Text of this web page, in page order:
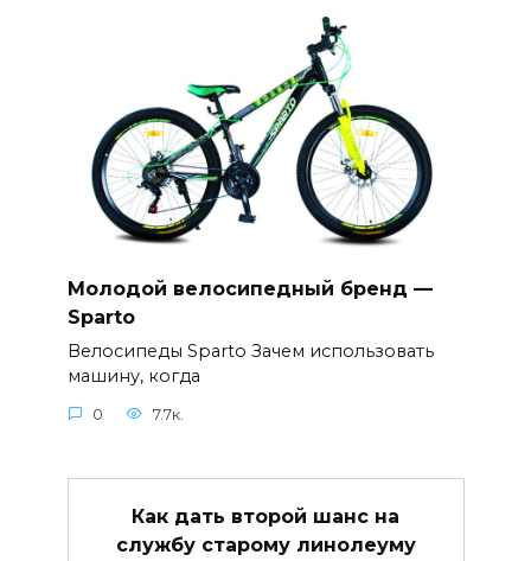
Молодой велосипедный бренд —
Sparto
Велосипеды Sparto Зачем использовать
машину, когда
0 7.7к.
Как дать второй шанс на
службу старому линолеуму